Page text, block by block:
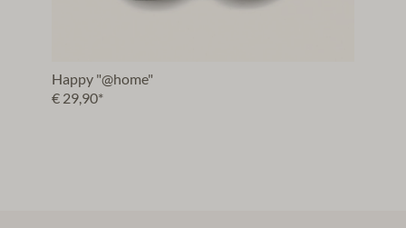
Happy "@home"
€ 29,90*